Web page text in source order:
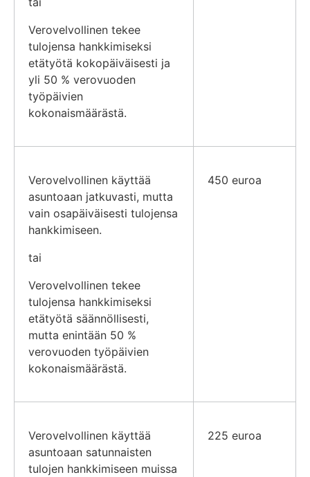
Verovelvollinen tekee
tulojensa hankkimiseksi
etätyötä kokopäiväisesti ja
yli 50 % verovuoden
työpäivien
kokonaismäärästä.
Verovelvollinen käyttää
asuntoaan jatkuvasti, mutta
vain osapäiväisesti tulojensa
hankkimiseen.
tai
Verovelvollinen tekee
tulojensa hankkimiseksi
etätyötä säännöllisesti,
mutta enintään 50 %
verovuoden työpäivien
kokonaismäärästä.
450 euroa
Verovelvollinen käyttää
asuntoaan satunnaisten
tulojen hankkimiseen muissa
225 euroa